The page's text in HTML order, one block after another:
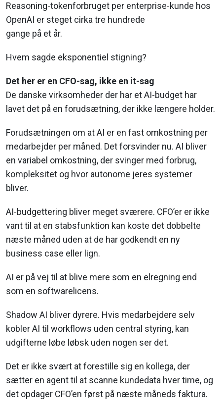
Reasoning-tokenforbruget per enterprise-kunde hos
OpenAI er steget cirka tre hundrede
gange på et år.
Hvem sagde eksponentiel stigning?
Det her er en CFO-sag, ikke en it-sag
De danske virksomheder der har et AI-budget har
lavet det på en forudsætning, der ikke længere holder.
Forudsætningen om at AI er en fast omkostning per
medarbejder per måned. Det forsvinder nu. AI bliver
en variabel omkostning, der svinger med forbrug,
kompleksitet og hvor autonome jeres systemer
bliver.
AI-budgettering bliver meget sværere. CFO’er er ikke
vant til at en stabsfunktion kan koste det dobbelte
næste måned uden at de har godkendt en ny
business case eller lign.
AI er på vej til at blive mere som en elregning end
som en softwarelicens.
Shadow AI bliver dyrere. Hvis medarbejdere selv
kobler AI til workflows uden central styring, kan
udgifterne løbe løbsk uden nogen ser det.
Det er ikke svært at forestille sig en kollega, der
sætter en agent til at scanne kundedata hver time, og
det opdager CFO’en først på næste måneds faktura.